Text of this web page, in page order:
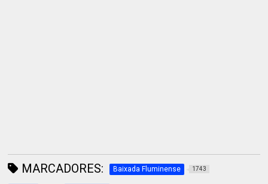
MARCADORES: Baixada Fluminense 1743